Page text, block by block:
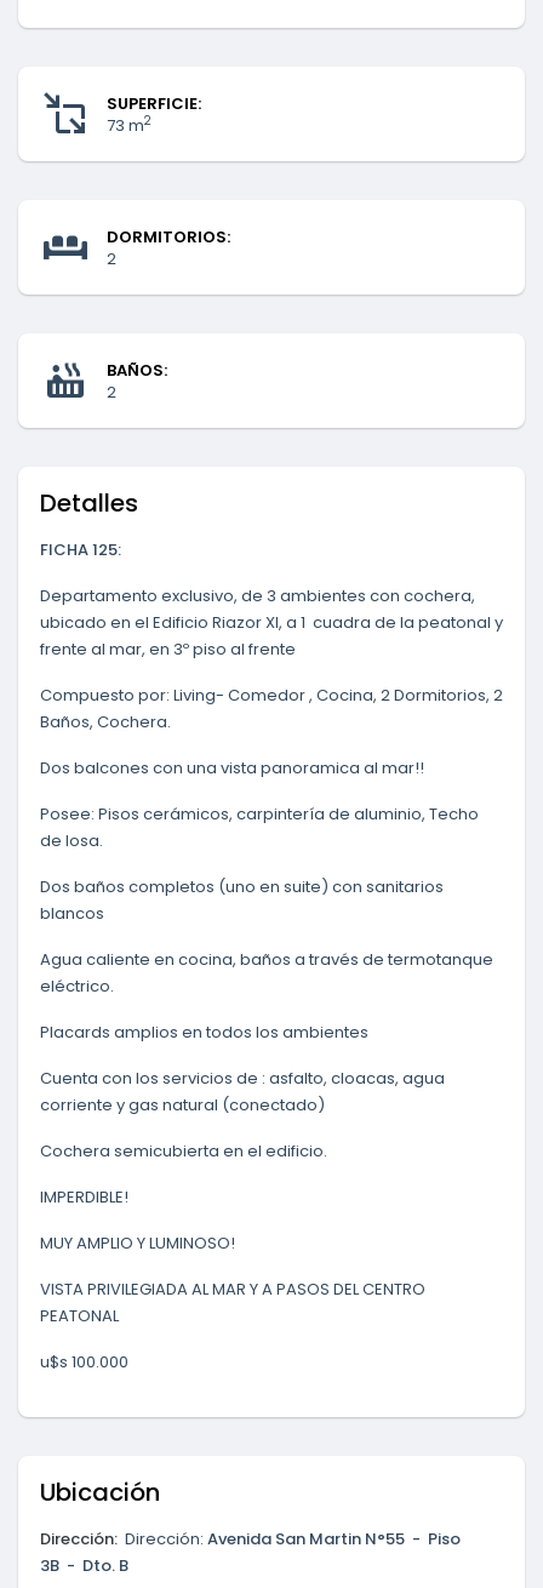
SUPERFICIE:
73 m2
DORMITORIOS:
2
BAÑOS:
2
Detalles
FICHA 125:
Departamento exclusivo, de 3 ambientes con cochera,
ubicado en el Edificio Riazor XI, a 1 cuadra de la peatonal y
frente al mar, en 3º piso al frente
Compuesto por: Living- Comedor , Cocina, 2 Dormitorios, 2
Baños, Cochera.
Dos balcones con una vista panoramica al mar!!
Posee: Pisos cerámicos, carpintería de aluminio, Techo
de losa.
Dos baños completos (uno en suite) con sanitarios
blancos
Agua caliente en cocina, baños a través de termotanque
eléctrico.
Placards amplios en todos los ambientes
Cuenta con los servicios de : asfalto, cloacas, agua
corriente y gas natural (conectado)
Cochera semicubierta en el edificio.
IMPERDIBLE!
MUY AMPLIO Y LUMINOSO!
VISTA PRIVILEGIADA AL MAR Y A PASOS DEL CENTRO
PEATONAL
u$s 100.000
Ubicación
Dirección: Dirección: Avenida San Martin N°55 - Piso
3B - Dto. B